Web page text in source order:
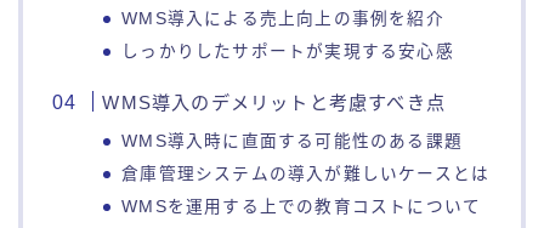
WMS導入による売上向上の事例を紹介
しっかりしたサポートが実現する安心感
WMS導入のデメリットと考慮すべき点
WMS導入時に直面する可能性のある課題
倉庫管理システムの導入が難しいケースとは
WMSを運用する上での教育コストについて